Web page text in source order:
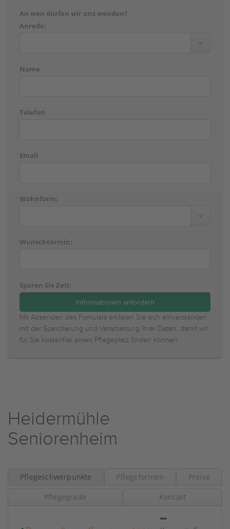
An wen dürfen wir uns wenden?
Anrede:
Name
Telefon
Email
Wohnform:
Wunschtermin:
Sparen Sie Zeit:
Mit Absenden des Fomulars erklären Sie sich einverstanden
mit der Speicherung und Verarbeitung Ihrer Daten, damit wir
für Sie kostenfrei einen Pflegeplatz finden können.
Heidermühle
Seniorenheim
Pflegeschwerpunkte Pflegeformen Preise
Pflegegrade Kontakt